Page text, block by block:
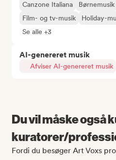
Canzone Italiana Børnemusik
Film- og tv-musik
Holiday-
Se alle +3
AI-genereret musik
Afviser AI-genereret musik
Du vil måske også
kuratorer/
Fordi du besøger Art Voxs